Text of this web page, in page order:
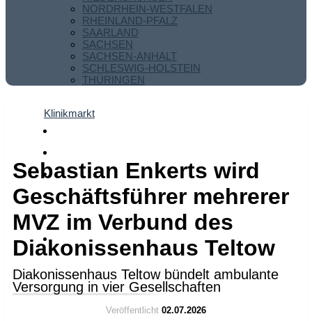
NORDRHEIN-WESTFALEN
RHEINLAND-PFALZ
SAARLAND
SACHSEN
SACHSEN-ANHALT
SCHLESWIG-HOLSTEIN
THÜRINGEN
Klinikmarkt
Sebastian Enkerts wird
Geschäftsführer mehrerer
MVZ im Verbund des
Diakonissenhaus Teltow
Diakonissenhaus Teltow bündelt ambulante
Versorgung in vier Gesellschaften
Veröffentlicht 02.07.2026